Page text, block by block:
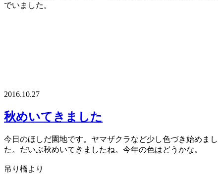
でいました。
2016.10.27
秋めいてきました
今日のほしだ園地です。ヤマザクラなど少し色づき始めまし
た。だいぶ秋めいてきましたね。今年の色はどうかな。
吊り橋より